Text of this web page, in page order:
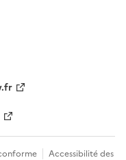
Accessibilité des